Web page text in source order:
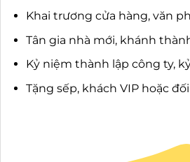
Khai trương cửa hàng, văn
Tân gia nhà mới, khánh
Kỷ niệm thành lập công ty,
Tặng sếp, khách VIP hoặc